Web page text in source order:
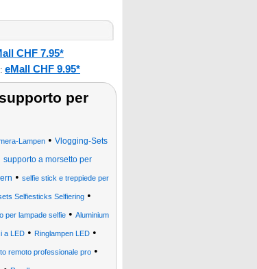
CHF 7.95*
: eMall CHF 9.95*
per
Lampen• Vlogging-Sets
supporto a morsetto per
• selfie stick e treppiede per
Selfiesticks Selfiering •
per lampade selfie • Aluminium
a LED • Ringlampen LED •
remoto professionale pro •